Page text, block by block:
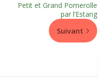
Petit et Grand Pomerolle
par l’Estang
Suivant